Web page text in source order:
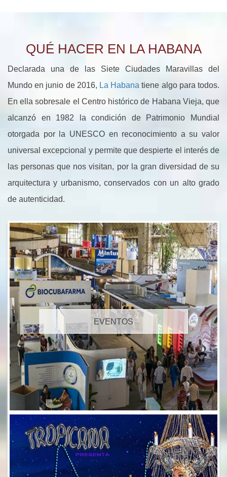
QUÉ HACER EN LA HABANA
Declarada una de las Siete Ciudades Maravillas del
Mundo en junio de 2016, La Habana tiene algo para todos.
En ella sobresale el Centro histórico de Habana Vieja, que
alcanzó en 1982 la condición de Patrimonio Mundial
otorgada por la UNESCO en reconocimiento a su valor
universal excepcional y permite que despierte el interés de
las personas que nos visitan, por la gran diversidad de su
arquitectura y urbanismo, conservados con un alto grado
de autenticidad.
EVENTOS